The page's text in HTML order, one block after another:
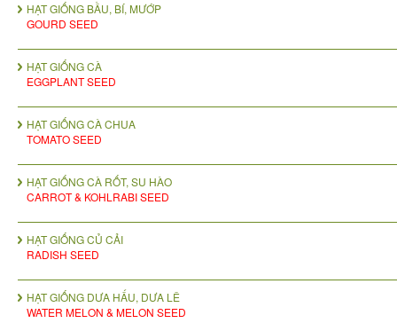
HẠT GIỐNG BẦU, BÍ, MƯỚP
GOURD SEED
HẠT GIỐNG CÀ
EGGPLANT SEED
HẠT GIỐNG CÀ CHUA
TOMATO SEED
HẠT GIỐNG CÀ RỐT, SU HÀO
CARROT & KOHLRABI SEED
HẠT GIỐNG CỦ CẢI
RADISH SEED
HẠT GIỐNG DƯA HẤU, DƯA LÊ
WATER MELON & MELON SEED